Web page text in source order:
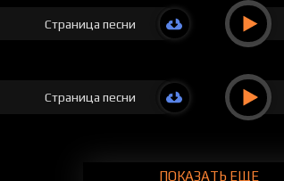
Страница песни
Страница песни
ПОКАЗАТЬ ЕЩЕ